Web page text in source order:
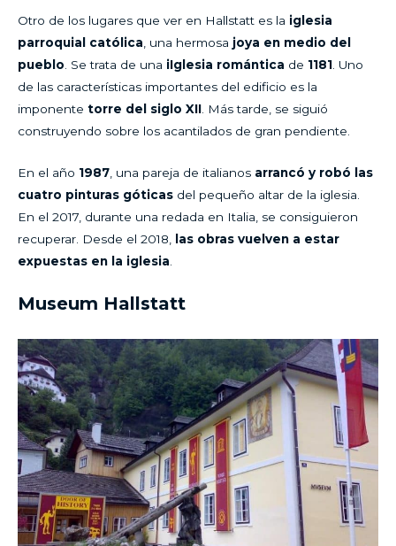
Otro de los lugares que ver en Hallstatt es la iglesia
parroquial católica, una hermosa joya en medio del
pueblo. Se trata de una iIglesia romántica de 1181. Uno
de las características importantes del edificio es la
imponente torre del siglo XII. Más tarde, se siguió
construyendo sobre los acantilados de gran pendiente.
En el año 1987 , una pareja de italianos arrancó y robó las
cuatro pinturas góticas del pequeño altar de la iglesia.
En el 2017, durante una redada en Italia, se consiguieron
recuperar. Desde el 2018,
las obras vuelven a estar
expuestas en la iglesia
Museum Hallstatt